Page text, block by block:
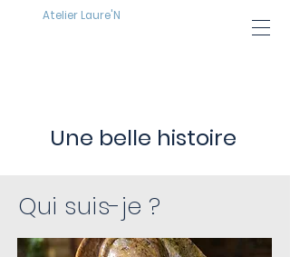
Atelier Laure'N
Une belle histoire
Qui suis-je ?